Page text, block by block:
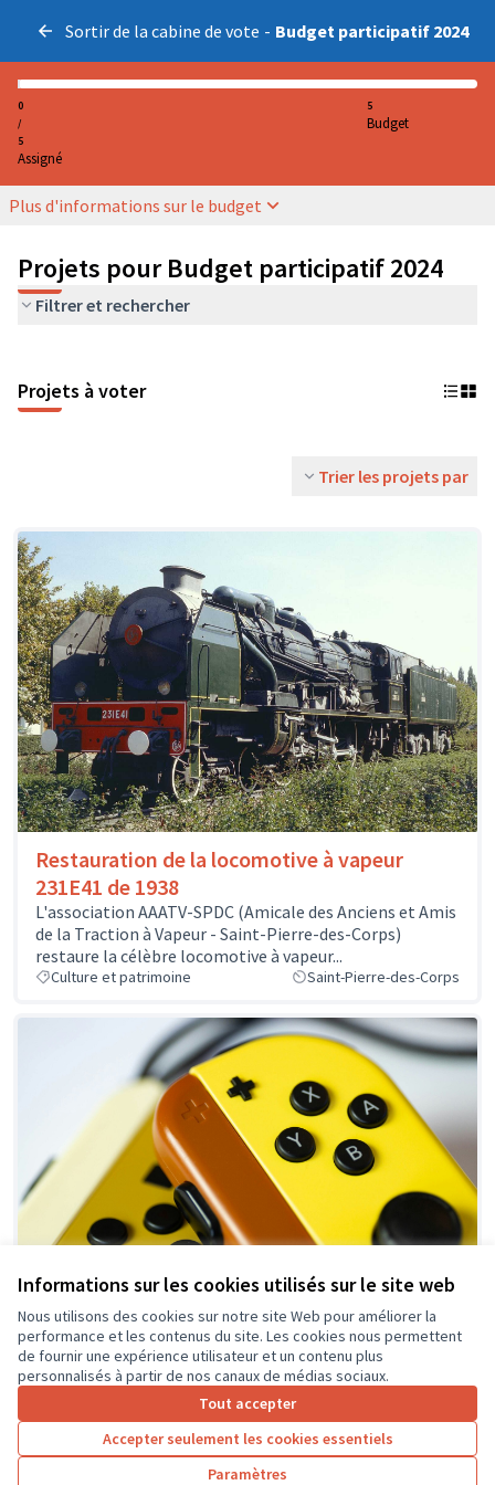
Informations sur les cookies utilisés sur le site web
Nous utilisons des cookies sur notre site Web pour améliorer la
performance et les contenus du site. Les cookies nous permettent
de fournir une expérience utilisateur et un contenu plus
personnalisés à partir de nos canaux de médias sociaux.
Tout accepter
Accepter seulement les cookies essentiels
Paramètres
Sortir de la cabine de vote - Budget participatif 2024
0
/
5
Assigné
5
Budget
Plus d'informations sur le budget
Projets pour Budget participatif 2024
Filtrer et rechercher
Projets à voter
Trier les projets par
Restauration de la locomotive à vapeur
231E41 de 1938
L'association AAATV-SPDC (Amicale des Anciens et Amis
de la Traction à Vapeur - Saint-Pierre-des-Corps)
restaure la célèbre locomotive à vapeur...
Culture et patrimoine Saint-Pierre-des-Corps
Ludothèque numérique à la micro folie de
Saint-Pierre-des-Corps
La proposition de création d'une ludothèque numérique
équipée d'une console Switch et d'une PS 5 en libre accès
répond à...